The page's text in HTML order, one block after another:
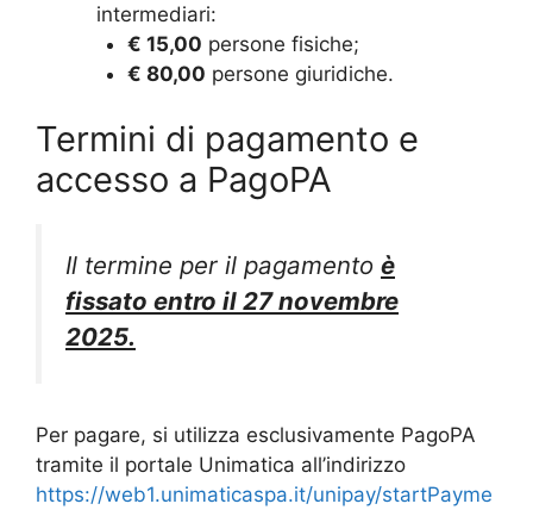
intermediari:
€ 15,00 persone fisiche;
€ 80,00 persone giuridiche.
Termini di pagamento e
accesso a PagoPA
Il termine per il pagamento è
fissato entro il 27 novembre
2025.
Per pagare, si utilizza esclusivamente PagoPA
tramite il portale Unimatica all’indirizzo
https://web1.unimaticaspa.it/unipay/startPayme